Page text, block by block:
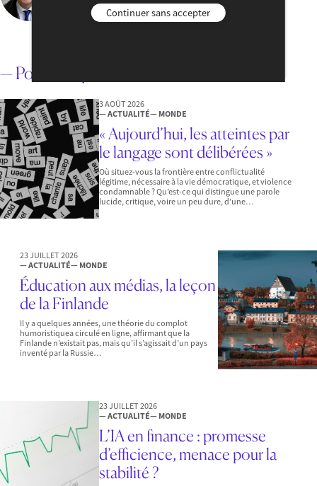
VOIR SON PROFIL
— Pour aller plus loin
3 AOÛT 2026
— ACTUALITÉ— MONDE
« Aujourd’hui, les atteintes par
le langage sont délibérées »
Où situez-vous la frontière entre conflictualité
légitime, nécessaire à la vie démocratique, et violence
condamnable ? Qu’est-ce qui distingue une parole
lucide, critique, voire un peu dure, d’une…
23 JUILLET 2026
— ACTUALITÉ— MONDE
Éducation aux médias, la leçon
de la Finlande
Il y a quelques années, une théorie du complot
humoristiquea circulé en ligne, affirmant que la
Finlande n’existait pas, mais qu’il s’agissait d’un pays
inventé par la Russie…
23 JUILLET 2026
— ACTUALITÉ— MONDE
L’IA en finance : promesse
d’efficience, menace pour la
stabilité ?
Continuer sans accepter